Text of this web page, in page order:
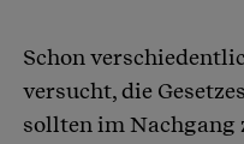
Schon
versucht, die
sollten im Nachgang